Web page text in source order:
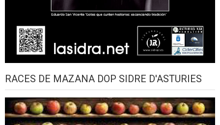
RACES DE MAZANA DOP SIDRE D'ASTURIES